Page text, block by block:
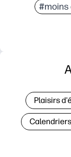
#moins
Plaisirs